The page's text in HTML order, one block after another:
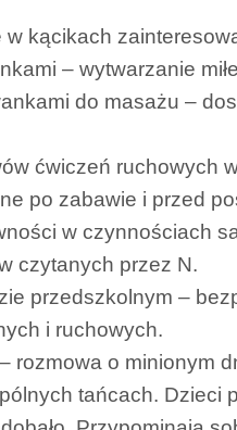
kącikach
– wytwarzanie
do masażu –
ćwiczeń ruchowych
po zabawie i przed
w czynnościach
czytanych przez N.
przedszkolnym –
i ruchowych.
– rozmowa o
tańcach. Dzieci